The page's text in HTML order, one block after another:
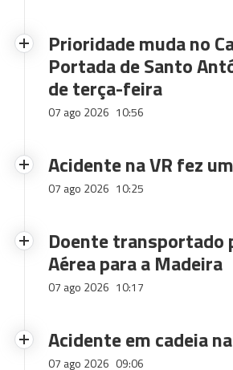
Prioridade muda no
Portada de Santo
de terça-feira
07 ago 2026 10:56
Acidente na VR fez
07 ago 2026 10:25
Doente transportado
Aérea para a Madeira
07 ago 2026 10:17
Acidente em cadeia
07 ago 2026 09:06